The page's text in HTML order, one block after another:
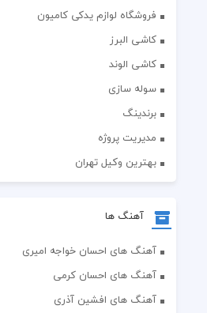
فروشگاه لوازم یدکی کامیون
کاشی البرز
کاشی الوند
سوله سازی
برندینگ
مدیریت پروژه
بهترین وکیل تهران
آهنگ ها
آهنگ های احسان خواجه امیری
آهنگ های احسان کرمی
آهنگ های افشین آذری